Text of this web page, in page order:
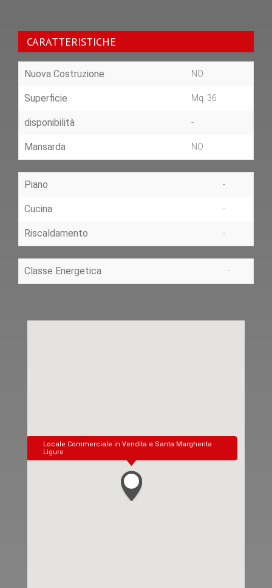
CARATTERISTICHE
Nuova Costruzione NO
Superficie Mq. 36
disponibilità -
Mansarda NO
Piano -
Cucina -
Riscaldamento -
Classe Energetica -
Locale Commerciale in Vendita a Santa Margherita
Ligure